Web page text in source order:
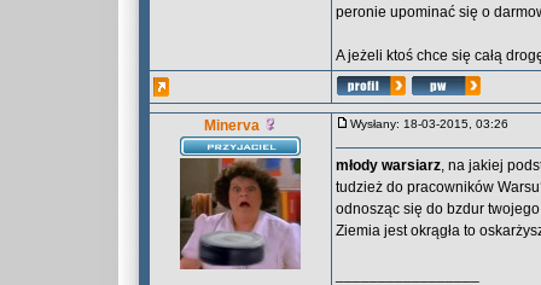
peronie upominać się o
A jeżeli ktoś chce się całą
Minerva Wysłany: 18-03-2015, 03:26
młody warsiarz, na jakiej
tudzież do pracowników
odnosząc się do bzdur
Ziemia jest okrągła to